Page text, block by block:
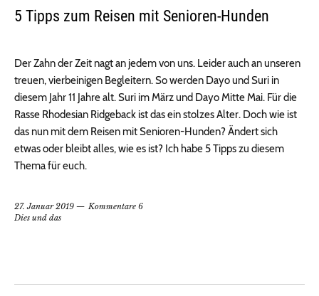
5 Tipps zum Reisen mit Senioren-Hunden
Der Zahn der Zeit nagt an jedem von uns. Leider auch an unseren
treuen, vierbeinigen Begleitern. So werden Dayo und Suri in
diesem Jahr 11 Jahre alt. Suri im März und Dayo Mitte Mai. Für die
Rasse Rhodesian Ridgeback ist das ein stolzes Alter. Doch wie ist
das nun mit dem Reisen mit Senioren-Hunden? Ändert sich
etwas oder bleibt alles, wie es ist? Ich habe 5 Tipps zu diesem
Thema für euch.
27. Januar 2019
Kommentare 6
Dies und das